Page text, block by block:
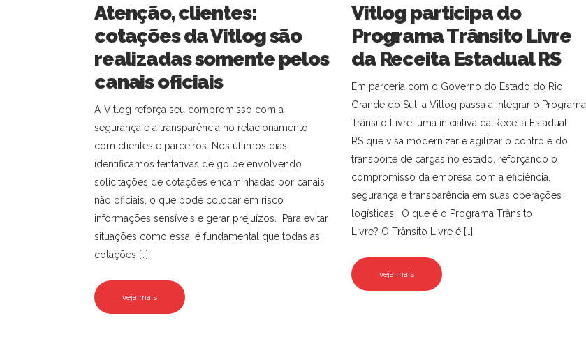
Atenção, clientes:
cotações da Vitlog são
realizadas somente pelos
canais oficiais
A Vitlog reforça seu compromisso com a
segurança e a transparência no relacionamento
com clientes e parceiros. Nos últimos dias,
identificamos tentativas de golpe envolvendo
solicitações de cotações encaminhadas por canais
não oficiais, o que pode colocar em risco
informações sensíveis e gerar prejuízos. Para evitar
situações como essa, é fundamental que todas as
cotações […]
veja mais
Vitlog participa do
Programa Trânsito Livre
da Receita Estadual RS
Em parceria com o Governo do Estado do Rio
Grande do Sul, a Vitlog passa a integrar o Programa
Trânsito Livre, uma iniciativa da Receita Estadual
RS que visa modernizar e agilizar o controle do
transporte de cargas no estado, reforçando o
compromisso da empresa com a eficiência,
segurança e transparência em suas operações
logísticas. O que é o Programa Trânsito
Livre? O Trânsito Livre é […]
veja mais